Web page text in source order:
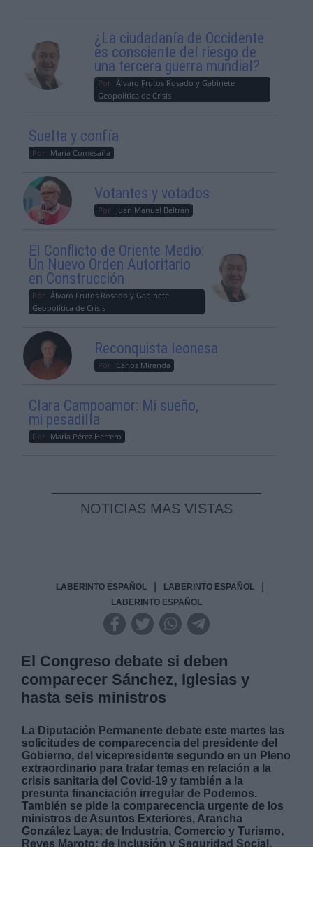
¿La ciudadanía de Occidente
es consciente del riesgo de
una tercera guerra mundial?
Por Álvaro Frutos Rosado y Gabinete
Geopolítica de Crisis
Suelta y confía
Por María Comesaña
Votantes y votados
Por Juan Manuel Beltrán
El Conflicto de Oriente Medio:
Un Nuevo Orden Autoritario
en Construcción
Por Álvaro Frutos Rosado y Gabinete
Geopolítica de Crisis
Reconquista leonesa
Por Carlos Miranda
Clara Campoamor: Mi sueño,
mi pesadilla
Por María Pérez Herrero
NOTICIAS MAS VISTAS
LABERINTO ESPAÑOL LABERINTO ESPAÑOL
LABERINTO ESPAÑOL
El Congreso debate si deben
comparecer Sánchez, Iglesias y
hasta seis ministros
La Diputación Permanente debate este martes las
solicitudes de comparecencia del presidente del
Gobierno, del vicepresidente segundo en un Pleno
extraordinario para tratar temas en relación a la
crisis sanitaria del Covid-19 y también a la
presunta financiación irregular de Podemos.
También se pide la comparecencia urgente de los
ministros de Asuntos Exteriores, Arancha
González Laya; de Industria, Comercio y Turismo,
Reyes Maroto; de Inclusión y Seguridad Social,